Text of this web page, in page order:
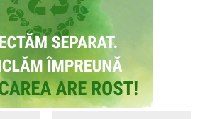
eforturile necesare
ratingului României de